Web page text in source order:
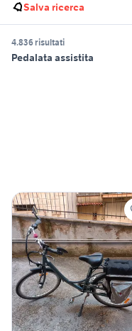
Salva ricerca
4.836 risultati
Pedalata assistita